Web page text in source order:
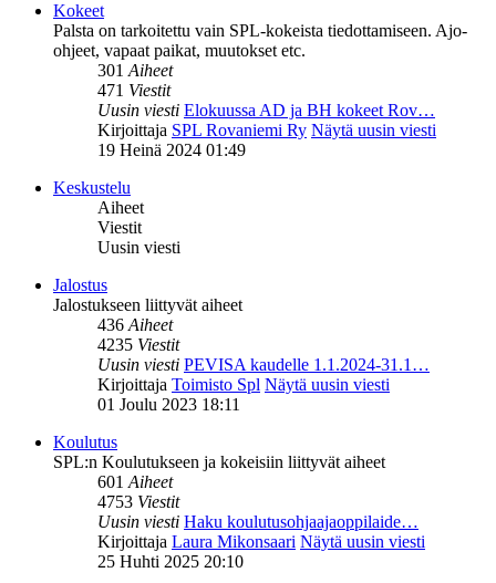
Kokeet
Palsta on tarkoitettu vain SPL-kokeista tiedottamiseen. Ajo-
ohjeet, vapaat paikat, muutokset etc.
301Aiheet
471 Viestit
Uusin viesti Elokuussa AD ja BH kokeet Rov…
Kirjoittaja SPL Rovaniemi Ry Näytä uusin viesti
19 Heinä 2024 01:49
Keskustelu
Aiheet
Viestit
Uusin viesti
Jalostus
Jalostukseen liittyvät aiheet
436Aiheet
4235 Viestit
Uusin viesti PEVISA kaudelle 1.1.2024-31.1…
Kirjoittaja Toimisto Spl Näytä uusin viesti
01 Joulu 2023 18:11
Koulutus
SPL:n Koulutukseen ja kokeisiin liittyvät aiheet
601Aiheet
4753 Viestit
Uusin viesti Haku koulutusohjaajaoppilaide…
Kirjoittaja Laura Mikonsaari Näytä uusin viesti
25 Huhti 2025 20:10